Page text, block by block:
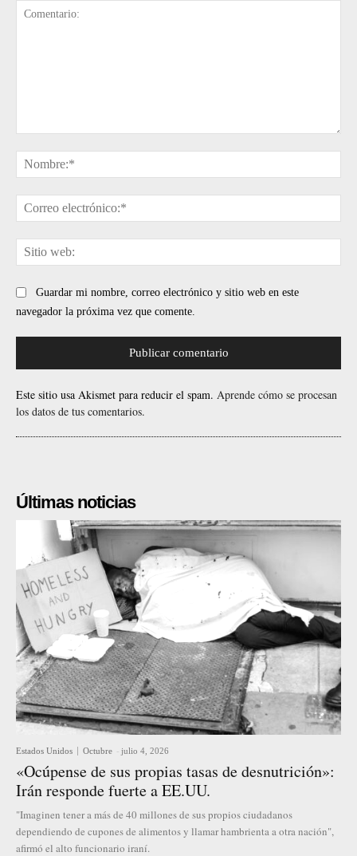
Guardar mi nombre, correo electrónico y sitio web en este
navegador la próxima vez que comente.
Este sitio usa Akismet para reducir el spam. Aprende cómo se procesan
los datos de tus comentarios.
Últimas noticias
Estados Unidos Octubre - julio 4, 2026
«Ocúpense de sus propias tasas de desnutrición»:
Irán responde fuerte a EE.UU.
"Imaginen tener a más de 40 millones de sus propios ciudadanos
dependiendo de cupones de alimentos y llamar hambrienta a otra nación",
afirmó el alto funcionario iraní.